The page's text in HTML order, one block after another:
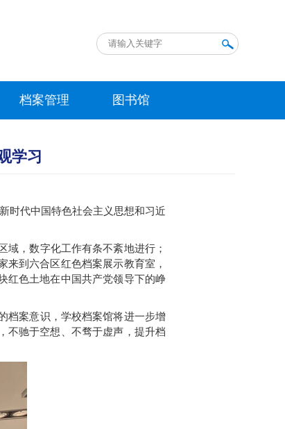
档案管理 图书馆
学习
时代中国特色社会主义思想和习近
，数字化工作有条不紊地进行；
来到 六合区红色档案展示教育室 ，
红色土地在中国共产党领导下的峥
档案意识，学校档案馆将进一步增
不驰于空想、不骛于虚声，提升档